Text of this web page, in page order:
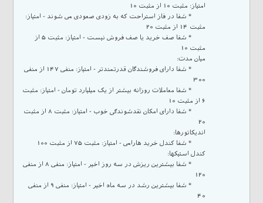
* شفا در فاز استراحت که به زودی صعودی می شوند - امتیاز:
* شفا صف خرید یا صف فروش نیست - امتیاز: مثبت 5 از
* شفا دارای فروشندگان قدرتمندتر - امتیاز: منفی 147 از منفی
* شفا معاملات روزانه بیشتر از یک میلیارد تومان - امتیاز: مثبت
* شفا دارای امکان نقدشوندگی خوب - امتیاز: مثبت 8 از مثبت
* شفا بیشترین ریزش در سه روز اخیر - امتیاز: منفی 8 از منفی
* شفا بیشترین رشد در سه ماه اخیر - امتیاز: منفی 9 از منفی